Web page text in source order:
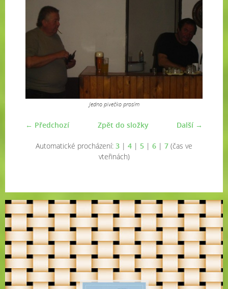
Jedno pivečko prosím
← Předchozí Další →
Zpět do složky
Automatické procházení: 3 | 4 | 5 | 6 | 7 (čas ve
vteřinách)